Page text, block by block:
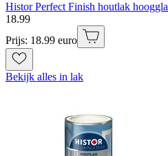
Histor Perfect Finish houtlak
18.99
Prijs: 18.99 euro
Bekijk alles in lak